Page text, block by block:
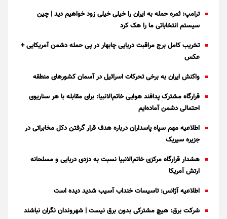
ترامپ: ثمره حمله به ایران را خیلی خیلی زود خواهیم دید | چین
سیستم انتخاباتی ما را هک کرد
تخریب کامل برج مراقبت دریایی چابهار در پی حمله دشمن آمریکایی +
عکس
واکنش ایران به برخی تحرکات اسرائیل در آسمان کشور‌های منطقه
قرارگاه مشترک پدافند هوایی خاتم‌الانبیا: برای مقابله با هر سناریوی
احتمالی دشمن آماده‌ایم
اطلاعیه مهم سپاه پاسداران درباره هدف قرار گرفتن دکل مخابراتی در
جزیره سیریک
هشدار قرارگاه مرکزی خاتم‌الانبیا نسبت به دزدی دریایی و مسلحانه
ارتش آمریکا
اطلاعیه آژانس: تاسیسات خنداب آسیب شدید دیده است
شرکت برق: هیچ مشترکی بدون برق نیست | شهروندان نگران نباشند